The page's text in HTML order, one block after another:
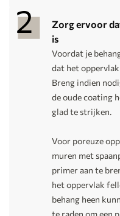
Zorg ervoor
is
Voordat je
dat het
Breng indien
de oude coating
glad te strijken.
Voor poreuze
muren met
primer aan te
het oppervlak
behang heen
te raden om een